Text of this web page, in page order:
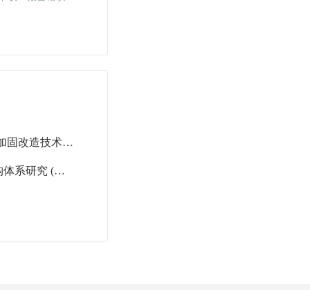
东南土木青年教师科研论丛 钢板-砖砌体组合加固改造技术试验研究与应用 敬登虎 著 (2017版)
东南土木青年教师科研论丛 弦支叉筒网壳结构体系研究 (朱明亮 著) (2015版)